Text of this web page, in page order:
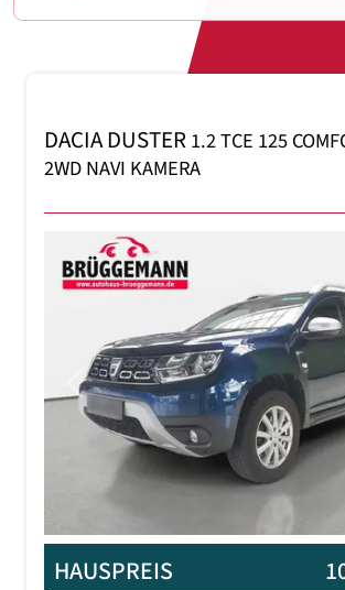
DACIA DUSTER1.2 TCE 125
2WD NAVI KAMERA
Previous
HAUSPREIS